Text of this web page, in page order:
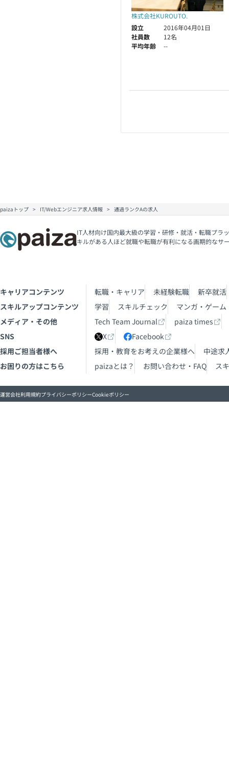
株式会社KUROUTO.
設立
2016年04月01日
社員数
12名
平均年齢
--
paizaトップ IT/Webエンジニア求人情報 通過ランクAの求人
IT人材向け国内最大級の学習・研修・就活・転職プラ
キルがある人ほど就職や転職が有利になる画期的なサ
キャリアコンテンツ 転職・キャリア 未経験転職
新卒就活
スキルアップコンテンツ
学習 スキルチェック
マンガ・ゲーム
メディア・その他
Tech Team Journal
paiza times
SNS
X
Facebook
採用ご担当者様へ
採用・教育をお考えの企業様へ
中途求
お困りの方はこちら
paizaとは？ お問い合わせ・FAQ ス
運営会社利用規約プライバシーポリシーCookieポリシー